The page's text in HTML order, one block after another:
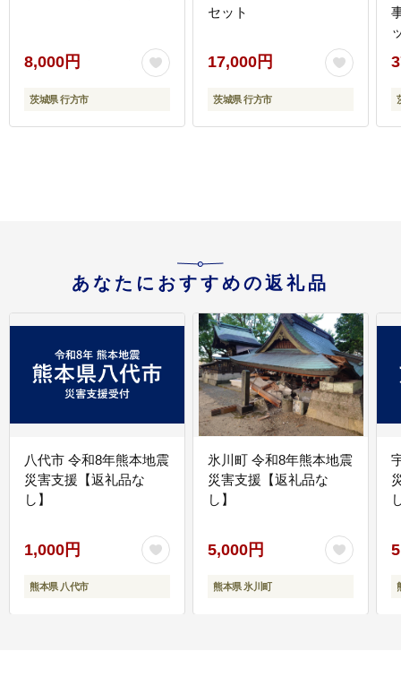
8,000円
茨城県 行方市
セット
17,000円
茨城県 行方市
あなたにおすすめの返礼品
八代市 令和8年熊本地震
災害支援【返礼品な
し】
1,000円
熊本県 八代市
氷川町 令和8年熊本地震
災害支援【返礼品な
し】
5,000円
熊本県 氷川町